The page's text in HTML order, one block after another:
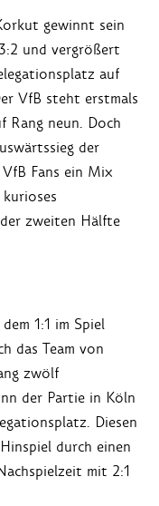
gewinnt sein
und vergrößert
auf
VfB steht erstmals
Rang neun. Doch
der
Fans ein Mix
zweiten Hälfte
1:1 im Spiel
das Team von
zwölf
der Partie in Köln
Diesen
durch einen
mit 2:1